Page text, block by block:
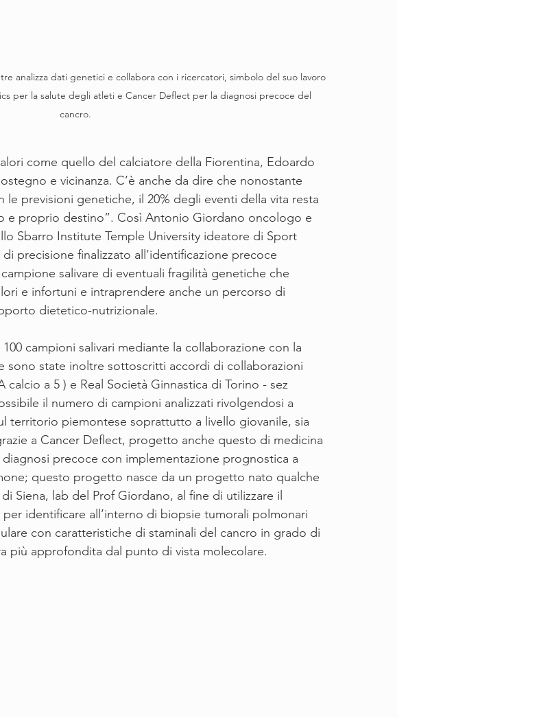
per la salute degli atleti e Cancer Deflect per la diagnosi precoce del
cancro.
come quello del calciatore della Fiorentina, Edoardo
e vicinanza. C’è anche da dire che nonostante
previsioni genetiche, il 20% degli eventi della vita resta
e proprio destino”. Così Antonio Giordano oncologo e
Sbarro Institute Temple University ideatore di Sport
precisione finalizzato all’identificazione precoce
salivare di eventuali fragilità genetiche che
e infortuni e intraprendere anche un percorso di
dietetico-nutrizionale.
campioni salivari mediante la collaborazione con la
sono state inoltre sottoscritti accordi di collaborazioni
calcio a 5 ) e Real Società Ginnastica di Torino - sez
il numero di campioni analizzati rivolgendosi a
territorio piemontese soprattutto a livello giovanile, sia
a Cancer Deflect, progetto anche questo di medicina
precoce con implementazione prognostica a
questo progetto nasce da un progetto nato qualche
Siena, lab del Prof Giordano, al fine di utilizzare il
identificare all’interno di biopsie tumorali polmonari
con caratteristiche di staminali del cancro in grado di
più approfondita dal punto di vista molecolare.